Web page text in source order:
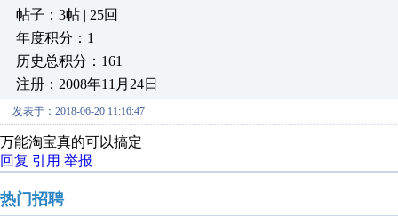
帖子：3帖 | 25回
年度积分：1
历史总积分：161
注册：2008年11月24日
发表于：2018-06-20 11:16:47
万能淘宝真的可以搞定
回复 引用 举报
热门招聘